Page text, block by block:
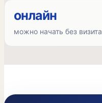
онлайн
можно начать без визита